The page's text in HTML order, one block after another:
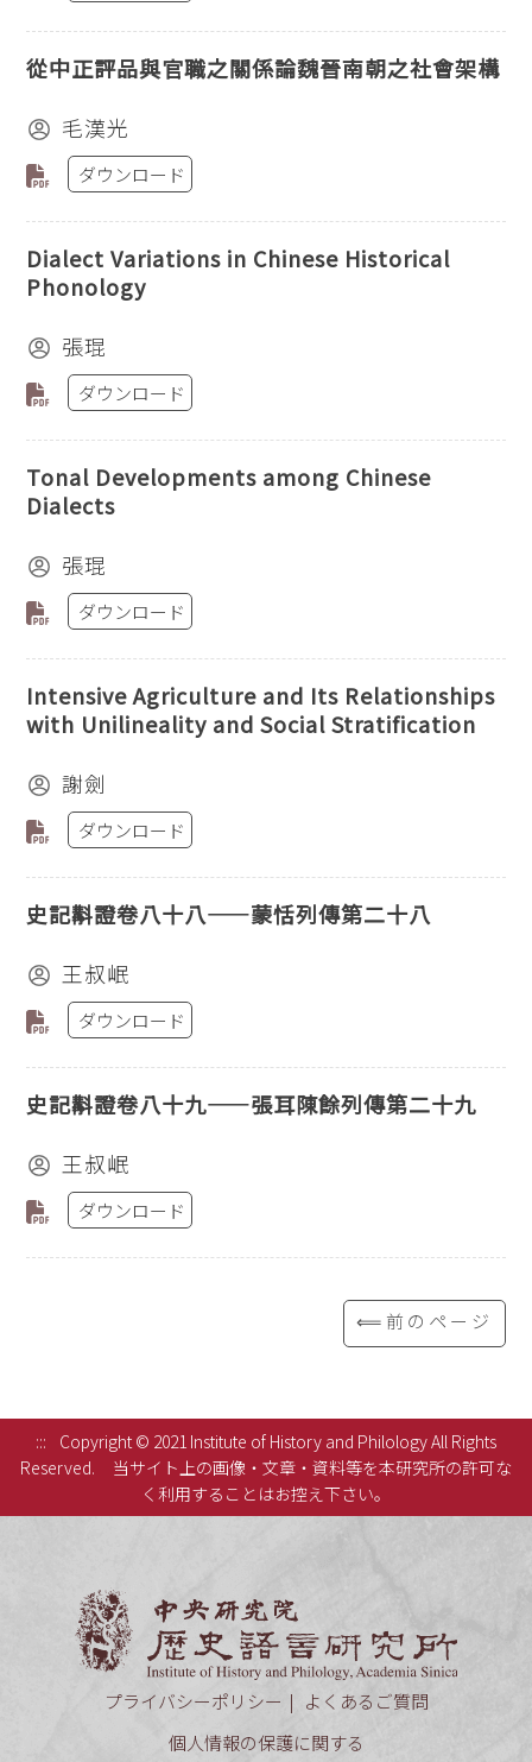
從中正評品與官職之關係論魏晉南朝之社會架構
毛漢光
ダウンロード
Dialect Variations in Chinese Historical
Phonology
張琨
ダウンロード
Tonal Developments among Chinese
Dialects
張琨
ダウンロード
Intensive Agriculture and Its Relationships
with Unilineality and Social Stratification
謝劍
ダウンロード
史記斠證卷八十八——蒙恬列傳第二十八
王叔岷
ダウンロード
史記斠證卷八十九——張耳陳餘列傳第二十九
王叔岷
ダウンロード
⟸前のページ
:::
Copyright © 2021 Institute of History and Philology All Rights
Reserved.
当サイト上の画像・文章・資料等を本研究所の許可な
く利用することはお控え下さい。
プライバシーポリシー
よくあるご質問
個人情報の保護に関する